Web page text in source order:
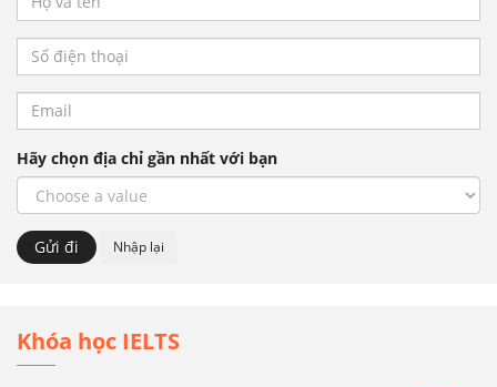
Hãy chọn địa chỉ gần nhất với bạn
Khóa học IELTS